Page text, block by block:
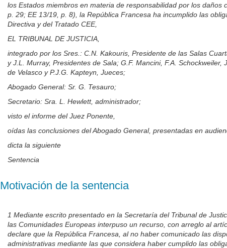
los Estados miembros en materia de responsabilidad por los daños
p. 29; EE 13/19, p. 8), la República Francesa ha incumplido las
Directiva y del Tratado CEE,
EL TRIBUNAL DE JUSTICIA,
integrado por los Sres.: C.N. Kakouris, Presidente de las Salas
y J.L. Murray, Presidentes de Sala; G.F. Mancini, F.A.
de Velasco y P.J.G. Kapteyn, Jueces;
Abogado General: Sr. G. Tesauro;
Secretario: Sra. L. Hewlett, administrador;
visto el informe del Juez Ponente,
oídas las conclusiones del Abogado General, presentadas en
dicta la siguiente
Sentencia
Motivación de la sentencia
1 Mediante escrito presentado en la Secretaría del Tribunal de
las Comunidades Europeas interpuso un recurso, con arreglo al
declare que la República Francesa, al no haber comunicado las
administrativas mediante las que considera haber cumplido las